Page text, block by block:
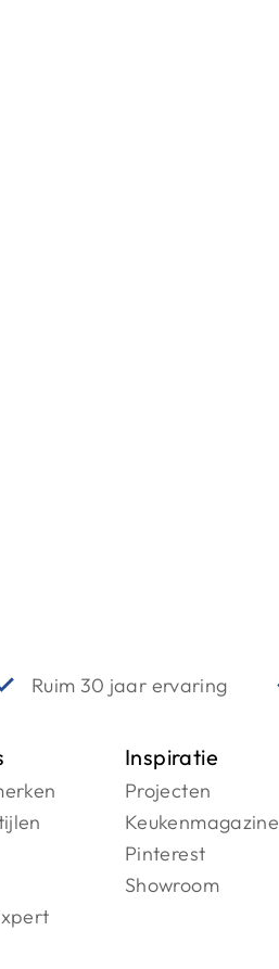
Ruim 30 jaar ervaring
Inspiratie
Projecten
Keukenmagazine
Pinterest
Showroom